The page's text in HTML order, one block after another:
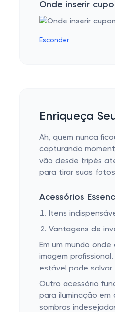
Onde inserir
Esconder
Enriqueça
Ah, quem nunca
capturando
vão desde tripés
para tirar suas
Acessórios
Itens
Vantagens de
Em um mundo
imagem
estável pode salvar
Outro acessório
para iluminação em
sombras